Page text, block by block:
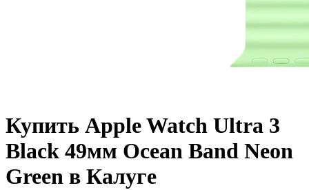
Купить Apple Watch Ultra 3
Black 49мм Ocean Band Neon
Green в Калуге